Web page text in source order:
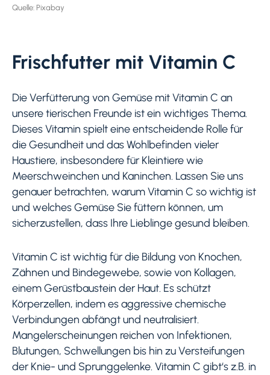
Quelle: Pixabay
Frischfutter mit Vitamin C
Die Verfütterung von Gemüse mit Vitamin C an
unsere tierischen Freunde ist ein wichtiges Thema.
Dieses Vitamin spielt eine entscheidende Rolle für
die Gesundheit und das Wohlbefinden vieler
Haustiere, insbesondere für Kleintiere wie
Meerschweinchen und Kaninchen. Lassen Sie uns
genauer betrachten, warum Vitamin C so wichtig ist
und welches Gemüse Sie füttern können, um
sicherzustellen, dass Ihre Lieblinge gesund bleiben.
Vitamin C ist wichtig für die Bildung von Knochen,
Zähnen und Bindegewebe, sowie von Kollagen,
einem Gerüstbaustein der Haut. Es schützt
Körperzellen, indem es aggressive chemische
Verbindungen abfängt und neutralisiert.
Mangelerscheinungen reichen von Infektionen,
Blutungen, Schwellungen bis hin zu Versteifungen
der Knie- und Sprunggelenke. Vitamin C gibt‘s z.B. in